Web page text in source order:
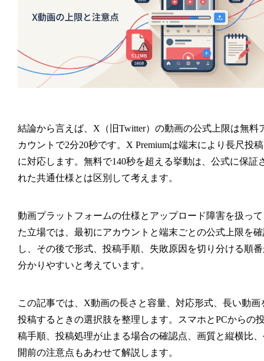
結論から言えば、X（旧Twitter）の動画の公式上限は無料
カウントで2分20秒です。X Premiumは端末により長尺投稿
に対応します。無料で140秒を超える挙動は、公式に保証
れた共通仕様とは区別して考えます。
動画プラットフォームの仕様とアップロード障害を扱っ
た立場では、最初にアカウントと端末ごとの公式上限を
し、その後で形式、投稿手順、失敗原因を切り分ける順
分かりやすいと考えています。
この記事では、X動画の長さと容量、対応形式、長い動画
投稿するときの選択肢を整理します。スマホとPCからの
稿手順、投稿処理が止まる場合の確認点、画質と縦横比
開前の注意点もあわせて解説します。